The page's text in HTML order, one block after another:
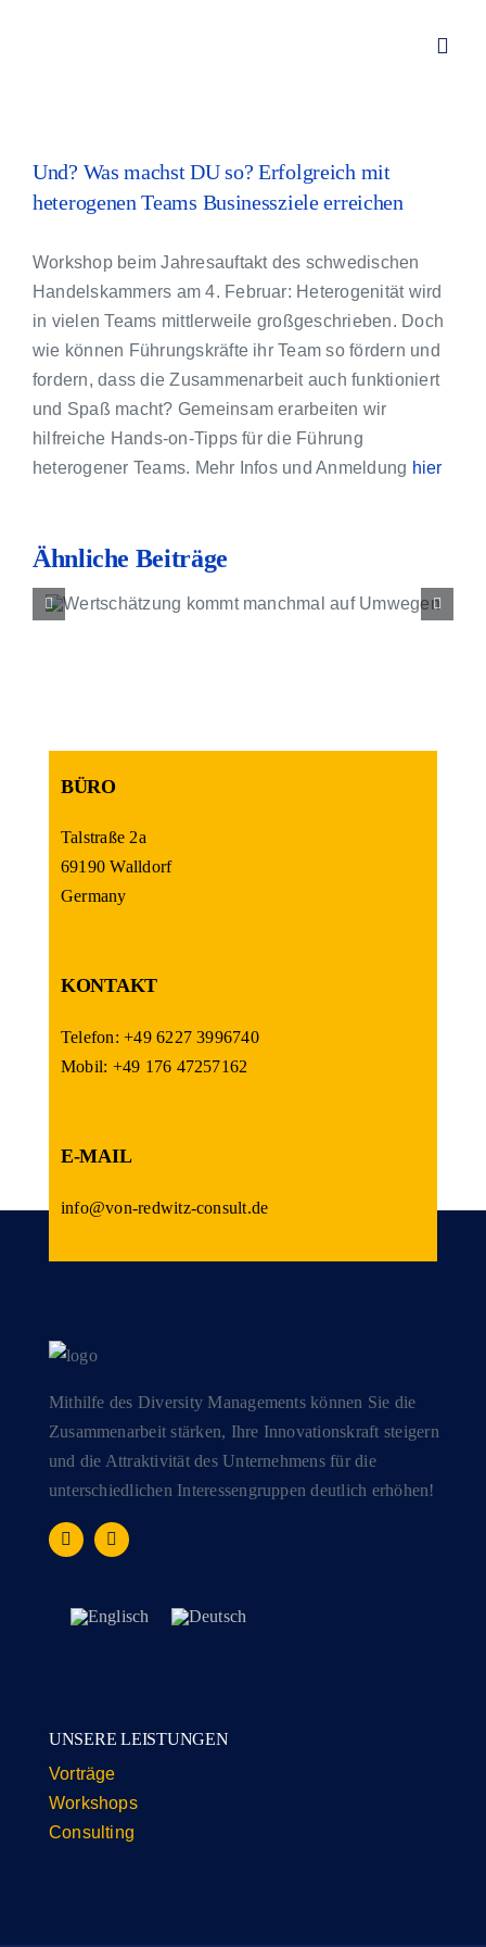
Über mich
Aktuelles
Und? Was machst DU so? Erfolgreich mit
heterogenen Teams Businessziele erreichen
Workshop beim Jahresauftakt des schwedischen
Handelskammers am 4. Februar: Heterogenität wird
in vielen Teams mittlerweile großgeschrieben. Doch
wie können Führungskräfte ihr Team so fördern und
fordern, dass die Zusammenarbeit auch funktioniert
und Spaß macht? Gemeinsam erarbeiten wir
hilfreiche Hands-on-Tipps für die Führung
heterogener Teams. Mehr Infos und Anmeldung hier
Ähnliche Beiträge
Business Coaching
BÜRO
Talstraße 2a
69190 Walldorf
Germany
KONTAKT
Telefon: +49 6227 3996740
Mobil: +49 176 47257162
E-MAIL
info@von-redwitz-consult.de
Mithilfe des Diversity Managements können Sie die
Zusammenarbeit stärken, Ihre Innovationskraft steigern
und die Attraktivität des Unternehmens für die
unterschiedlichen Interessengruppen deutlich erhöhen!
UNSERE LEISTUNGEN
Vorträge
Workshops
Consulting